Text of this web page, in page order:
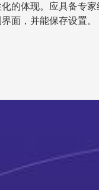
的体现。应具备专
面，并能保存设置。